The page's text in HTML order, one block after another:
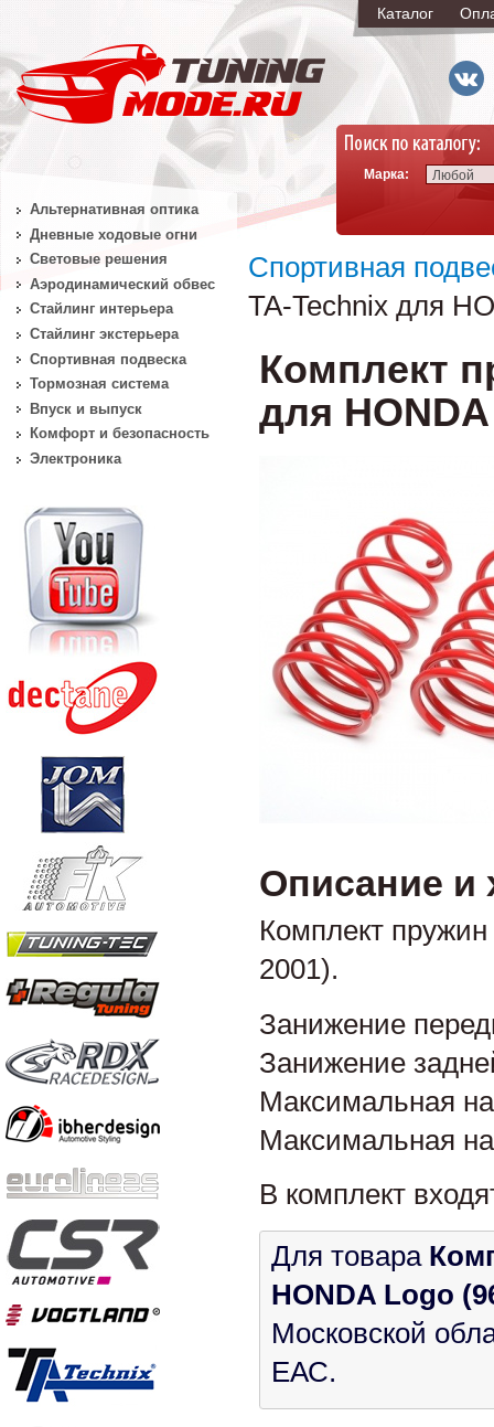
Каталог
Марка: Любой
Спортивная
TA-Technix для
Комплект
для
Описание и
Комплект
2001).
Занижение
Занижение
Максимальная
Максимальная
В комплект
Для товара
HONDA Logo
Московской
ЕАС.
Альтернативная оптика
Дневные ходовые огни
Световые решения
Аэродинамический обвес
Стайлинг интерьера
Стайлинг экстерьера
Спортивная подвеска
Тормозная система
Впуск и выпуск
Комфорт и безопасность
Электроника